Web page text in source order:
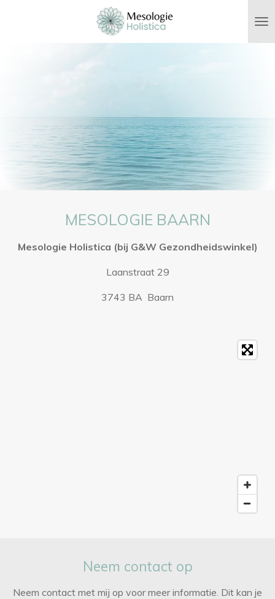
MESOLOGIE BAARN
Mesologie Holistica (bij G&W Gezondheidswinkel)
Laanstraat 29
3743 BA Baarn
Neem contact op
Neem contact met mij op voor meer informatie. Dit kan je